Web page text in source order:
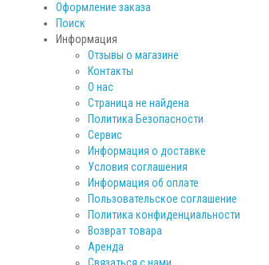
Оформление заказа
Поиск
Информация
Отзывы о магазине
Контакты
О нас
Страница не найдена
Политика Безопасности
Сервис
Информация о доставке
Условия соглашения
Информация об оплате
Пользовательское соглашение
Политика конфиденциальности
Возврат товара
Аренда